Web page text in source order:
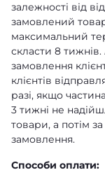
залежності від
замовлений товар
максимальний
скласти 8
замовлення
клієнтів
разі, якщо
3 тижні не
товари, а потім
замовлення.
Способи оплати: